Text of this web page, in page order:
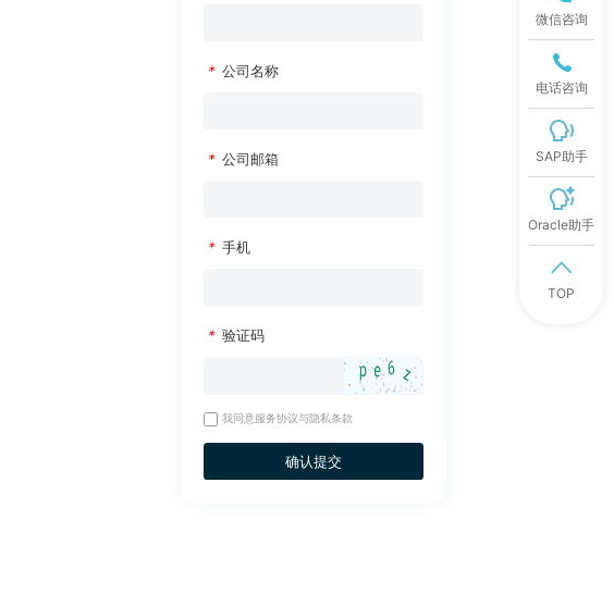
* 公司名称
* 公司邮箱
* 手机
* 验证码
我同意服务协议与隐私条款
确认提交
微信咨询
电话咨询
SAP助手
Oracle助手
TOP